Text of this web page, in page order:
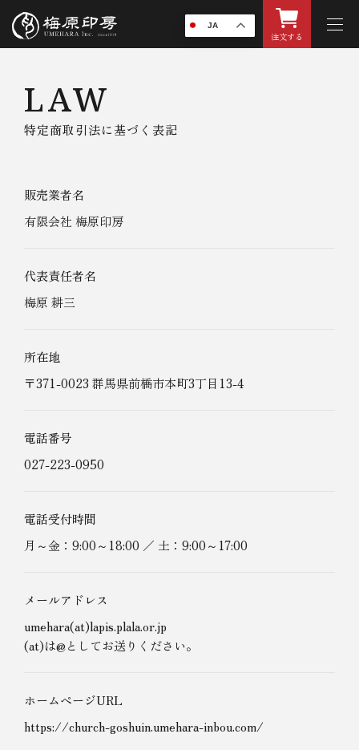
JA
注文する
LAW
特定商取引法に基づく表記
販売業者名
有限会社 梅原印房
代表責任者名
梅原 耕三
所在地
〒371-0023 群馬県前橋市本町3丁目13-4
電話番号
027-223-0950
電話受付時間
月～金：9:00～18:00 ／ 土：9:00～17:00
メールアドレス
umehara(at)lapis.plala.or.jp
(at)は@としてお送りください。
ホームページURL
https://church-goshuin.umehara-inbou.com/